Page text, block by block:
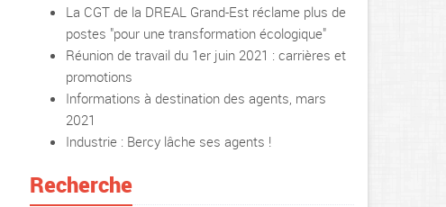
La CGT de la DREAL Grand-Est réclame plus de
postes "pour une transformation écologique"
Réunion de travail du 1er juin 2021 : carrières et
promotions
Informations à destination des agents, mars
2021
Industrie : Bercy lâche ses agents !
Recherche